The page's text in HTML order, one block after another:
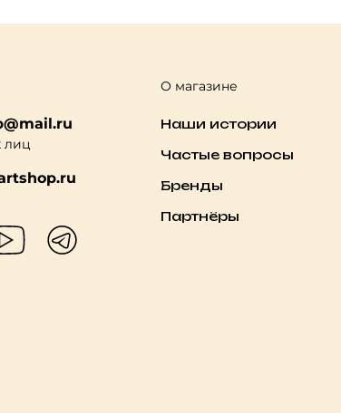
лиц
О магазине
Наши истории
Частые вопросы
Бренды
Партнёры